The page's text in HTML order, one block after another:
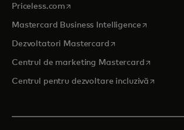
Priceless.com opens in a new tab
Mastercard Business Intelligenceopens in a
Dezvoltatori Mastercardopens in a new tab
Centrul de marketing Mastercardopens in
Centrul pentru dezvoltare incluzivă opens in